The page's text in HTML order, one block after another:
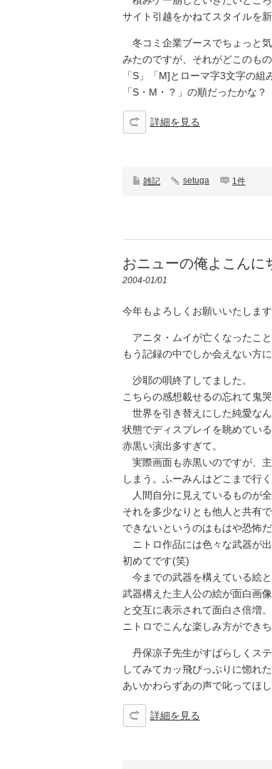
サイト引越をかねてスタイルを
冬コミ企業ブースでちょっと
みたのですが、それがどこのも
「S」「M]とローマ字3文字の組
「S・M・？」の順だったかな
詳細を見る
雑記 setuga 1件
おニューの俺よこんに
2004-01/01
今年もよろしくお願いいたします
アニタ・ムイが亡くなったこと
もう記録の中でしか会えない方
沙耶の唄終了してました。
こちらの感想載せるの忘れて鬼
世界を引き替えにした純愛な
状態でディスプレイを眺めてい
赤黒い演出多すぎて。
実際画面も赤黒いのですが、
しまう。ふーみんはどこまで行
人間自分に見えているものが
それを多少なりとも他人と共有
できないというのはもはや恐怖だ
ニトロ作品には色々な武器が
初めてです(笑)
今までの武器を構えている絵
武器構えた主人公の絵が面白画
と交互に表示されて面白さ倍増。
ニトロでこんな楽しみ方ができ
丹保凉子先生がすばらしくス
してみてカッ飛びっぷりに惚れ
あいかわらずあの声で叱ってほ
詳細を見る